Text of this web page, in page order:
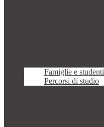
Famiglie e studenti
Percorsi di studio